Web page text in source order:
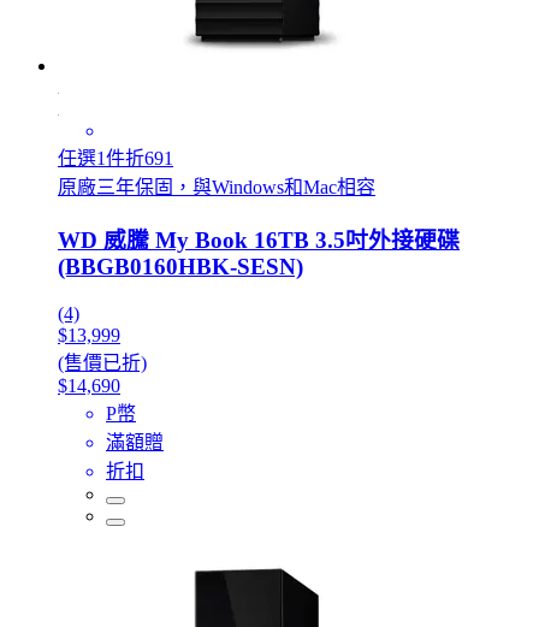
任選1件折691
原廠三年保固，與Windows和Mac相容
WD 威騰 My Book 16TB 3.5吋外接硬碟
(BBGB0160HBK-SESN)
(4)
$13,999
(售價已折)
$14,690
P幣
滿額贈
折扣